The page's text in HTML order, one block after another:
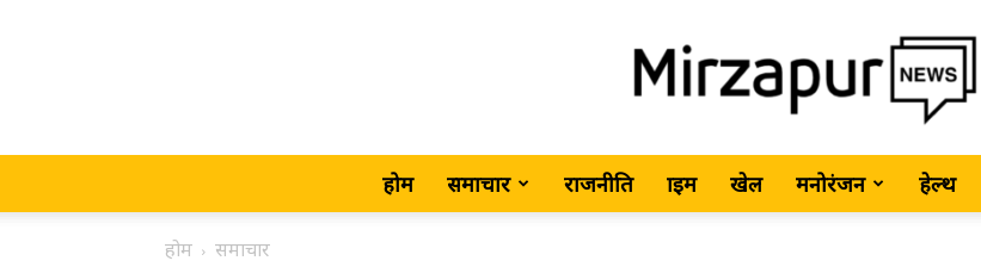
MirzapurNews.com
होम समाचार राजनीति क्राइम खेल मनोरंजन हेल्थ
होम समाचार